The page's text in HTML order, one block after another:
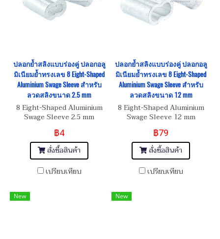
ปลอกย้ำสลิงแบบร่องคู่ ปลอกอลู
มิเนียมย้ำทรงเลข 8 Eight-Shaped
Aluminium Swage Sleeve สำหรับ
ลวดสลิงขนาด 2.5 mm
8 Eight-Shaped Aluminium
Swage Sleeve 2.5 mm
฿4
สั่งซื้อสินค้า
เปรียบเทียบ
ปลอกย้ำสลิงแบบร่องคู่ ปลอกอลู
มิเนียมย้ำทรงเลข 8 Eight-Shaped
Aluminium Swage Sleeve สำหรับ
ลวดสลิงขนาด 12 mm
8 Eight-Shaped Aluminium
Swage Sleeve 12 mm
฿79
สั่งซื้อสินค้า
เปรียบเทียบ
New New